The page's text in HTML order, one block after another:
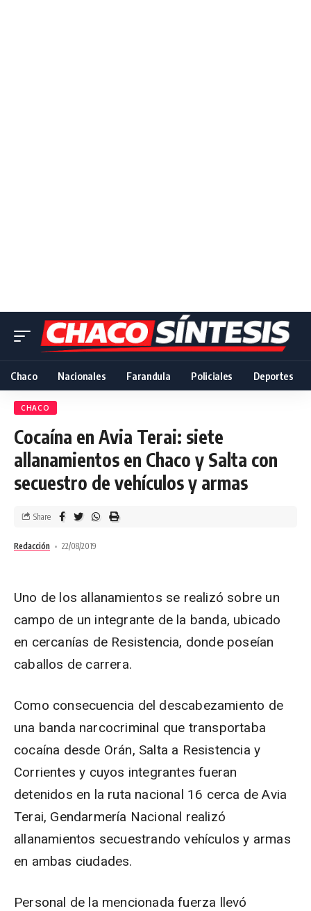
Chaco Nacionales Farandula Policiales Deportes
CHACO
Cocaína en Avia Terai: siete
allanamientos en Chaco y Salta con
secuestro de vehículos y armas
Redacción 22/08/2019
Share
Uno de los allanamientos se realizó sobre un
campo de un integrante de la banda, ubicado
en cercanías de Resistencia, donde poseían
caballos de carrera.
Como consecuencia del descabezamiento de
una banda narcocriminal que transportaba
cocaína desde Orán, Salta a Resistencia y
Corrientes y cuyos integrantes fueran
detenidos en la ruta nacional 16 cerca de Avia
Terai, Gendarmería Nacional realizó
allanamientos secuestrando vehículos y armas
en ambas ciudades.
Personal de la mencionada fuerza llevó